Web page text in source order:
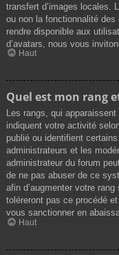
transfert d’images locales.
ou non la fonctionnalité
rendre disponible aux
d’avatars, nous vous
Haut
Quel est mon rang
Les rangs, qui
indiquent votre activité
publié ou identifient
administrateurs et les
administrateur du forum
de ne pas abuser de ce
afin d’augmenter votre
toléreront pas ce procédé
vous sanctionner en
Haut